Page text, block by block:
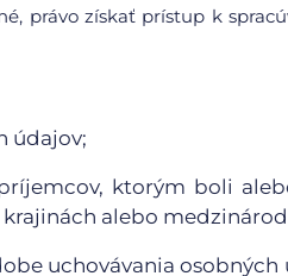
právo získať prístup k
údajov;
ktorým boli
alebo
uchovávania osobných